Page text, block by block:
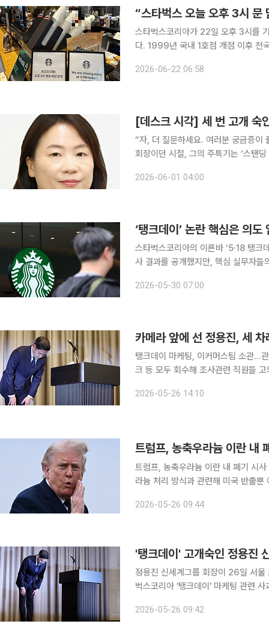
“스타벅스 오늘 오후 3시 문
스타벅스코리아가 22일 오후 3시를
다. 1999년 국내 1호점 개점 이후 전국
검하기 위한 차원이다. 스타벅스는
2026-06-22 06:58
[데스크 시각] 세 번 고개 숙
“자, 더 질문하세요. 여러분 궁금증이 풀릴 때까지 질
회장이던 시절, 그의 주특기는 ‘스
얻기 위해 애쓰는 모습이 안쓰러웠을
2026-06-01 04:00
스타벅스코리아의 이른바 ‘5·18 탱크
사 결과를 공개했지만, 핵심 실무자들
대화, 기획 경위, 결재 과정을 확인할
2026-05-30 07:00
카메라 앞에 선 정용진, 세
탱크데이 마케팅, 이커머스팀 소관...
크 등 모두 회수해 조사관련 직원들
크데이’ 논란에 대해 직접 얼굴을 드
2026-05-26 14:10
트럼프, 농축우라늄 이란 내 폐기 시사 도널드 트럼프 미국 대통령은 25일(현지시간) 이란의 농축우
라늄 처리 방식과 관련해 미국 반출
옮겨 폐기되거나, 더 바람직하게는 이
2026-05-26 09:44
'탱크데이' 고개숙인 정용진
정용진 신세계그룹 회장이 26일 서울
벅스코리아 '탱크데이' 마케팅 관련
머리 숙여 사죄드리며 용서를 구한다"
2026-05-26 09:42